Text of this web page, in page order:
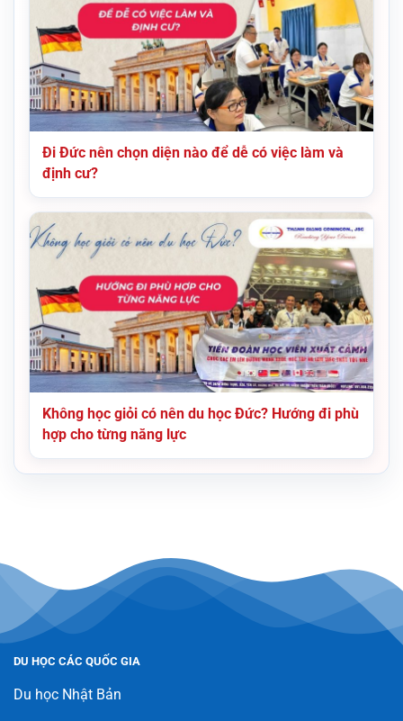
Đi Đức nên chọn diện nào để dễ có việc làm và
định cư?
Không học giỏi có nên du học Đức? Hướng đi phù
hợp cho từng năng lực
DU HỌC CÁC QUỐC GIA
Du học Nhật Bản